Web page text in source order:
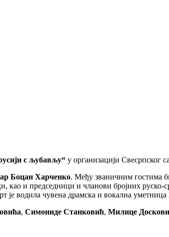
с љубављу“ у организацији Свесрпског
Боцан Харченко. Међу званичним гостима
као и председници и чланови бројних руско-
је водила чувена драмска и вокална уметница
, Симониде Станковић, Милице